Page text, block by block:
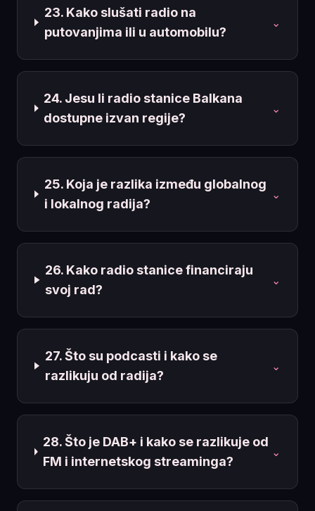
23. Kako slušati radio na
putovanjima ili u automobilu?
⌄
24. Jesu li radio stanice Balkana
dostupne izvan regije?
⌄
25. Koja je razlika između globalnog
i lokalnog radija?
⌄
26. Kako radio stanice financiraju
svoj rad?
⌄
27. Što su podcasti i kako se
razlikuju od radija?
⌄
28. Što je DAB+ i kako se razlikuje od
FM i internetskog streaminga?
⌄